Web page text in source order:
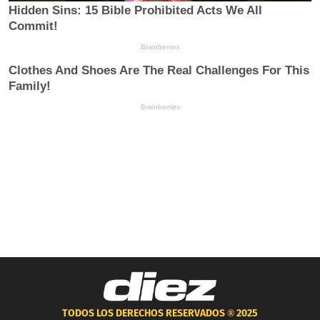
TODOS LOS DERECHOS RESERVADOS ®2025